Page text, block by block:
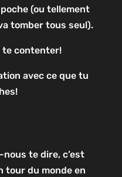
(ou tellement
tomber tous seul).
te contenter!
avec ce que tu
te dire, c’est
tour du monde en